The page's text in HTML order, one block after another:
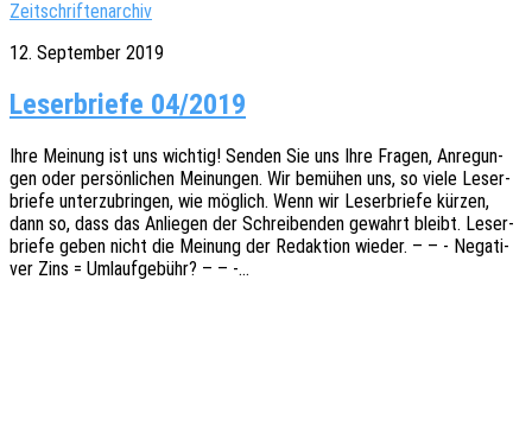
Zeitschriftenarchiv
12. September 2019
Leserbriefe 04/2019
Ihre Meinung ist uns wich­tig! Senden Sie uns Ihre Fragen, Anre­gun­
gen oder persön­li­chen Meinun­gen. Wir bemü­hen uns, so viele Leser­
brie­fe unter­zu­brin­gen, wie möglich. Wenn wir Leser­brie­fe kürzen,
dann so, dass das Anlie­gen der Schrei­ben­den gewahrt bleibt. Leser­
brie­fe geben nicht die Meinung der Redak­ti­on wieder. – – - Nega­ti­
ver Zins = Umlaufgebühr? – – -…